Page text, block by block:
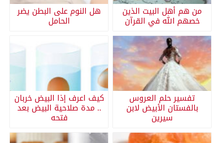
من هم أهل البيت الذين
خصهم الله في القرآن
هل النوم على البطن يضر
الحامل
تفسير حلم العروس
بالفستان الأبيض لابن
سيرين
كيف اعرف إذا البيض خربان
.. مدة صلاحية البيض بعد
فتحه